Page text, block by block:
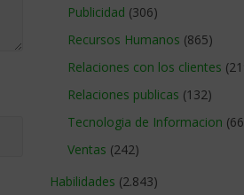
Publicidad (306)
Recursos Humanos (865)
Relaciones con los clientes
Relaciones publicas (132)
Tecnologia de Informacion
Ventas (242)
Habilidades (2.843)